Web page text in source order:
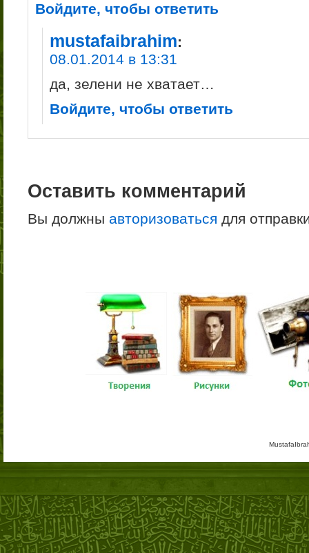
Войдите, чтобы ответить
mustafaibrahim:
08.01.2014 в 13:31
да, зелени не хватает…
Войдите, чтобы ответить
Оставить комментарий
Вы должны авторизоваться для